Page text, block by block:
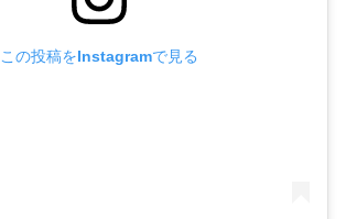
この投稿をInstagramで見る